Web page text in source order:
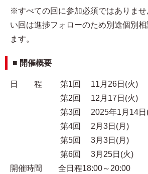
※すべての回に参加必須ではありま
い回は進捗フォローのため別途個別
ます。
■ 開催概要
日 程 第1回 11月26日(火)
第2回 12月17日(火)
第3回 2025年1月14日(
第4回 2月3日(月)
第5回 3月3日(月)
第6回 3月25日(火)
開催時間 全日程18:00～20:00